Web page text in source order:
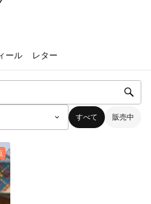
ール レター
すべて 販売中